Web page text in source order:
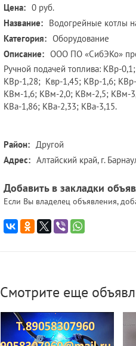
Цена: 0 руб.
Название: Водогрейные котлы
Категория: Оборудование
Описание: ООО ПО «СибЭКо»
Ручной подачей топлива: КВр-
КВр-1,28; Квр-1,45; КВр-1,6;
КВм-1,6; КВм-2,0; КВм-2,5; КВм-
КВа-1,86; КВа-2,33; КВа-3,15.
Район: Другой
Адрес: Алтайский край, г.
Добавить в закладки
Если Вы владелец объявления,
Смотрите еще